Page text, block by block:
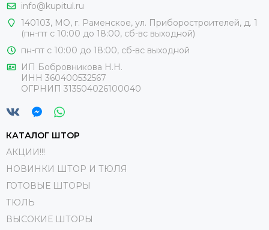
info@kupitul.ru
140103, МО, г. Раменское, ул. Приборостроителей, д. 1
(пн-пт с 10:00 до 18:00, сб-вс выходной)
пн-пт с 10:00 до 18:00, сб-вс выходной
ИП Бобровникова Н.Н.
ИНН 360400532567
ОГРНИП 313504026100040
КАТАЛОГ ШТОР
АКЦИИ!!!
НОВИНКИ ШТОР И ТЮЛЯ
ГОТОВЫЕ ШТОРЫ
ТЮЛЬ
ВЫСОКИЕ ШТОРЫ